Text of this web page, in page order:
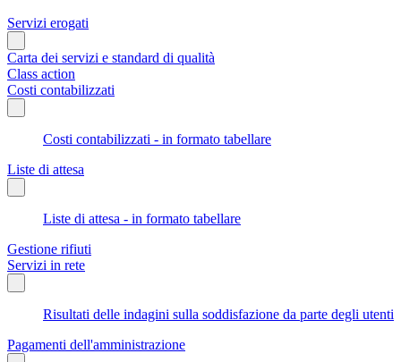
Servizi erogati
Carta dei servizi e standard di qualità
Class action
Costi contabilizzati
Costi contabilizzati - in formato tabellare
Liste di attesa
Liste di attesa - in formato tabellare
Gestione rifiuti
Servizi in rete
Risultati delle indagini sulla soddisfazione da parte degli utenti
Pagamenti dell'amministrazione